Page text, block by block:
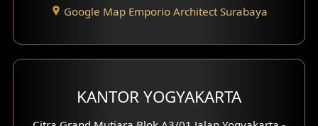
Desain Basement
Google Map Emporio Architect Surabaya
KANTOR YOGYAKARTA